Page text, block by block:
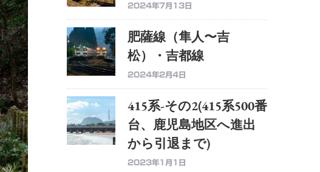
2024年7月13日
肥薩線（隼人〜吉
松）・吉都線
2024年2月4日
415系-その2(415系500番
台、鹿児島地区へ進出
から引退まで)
2023年1月1日